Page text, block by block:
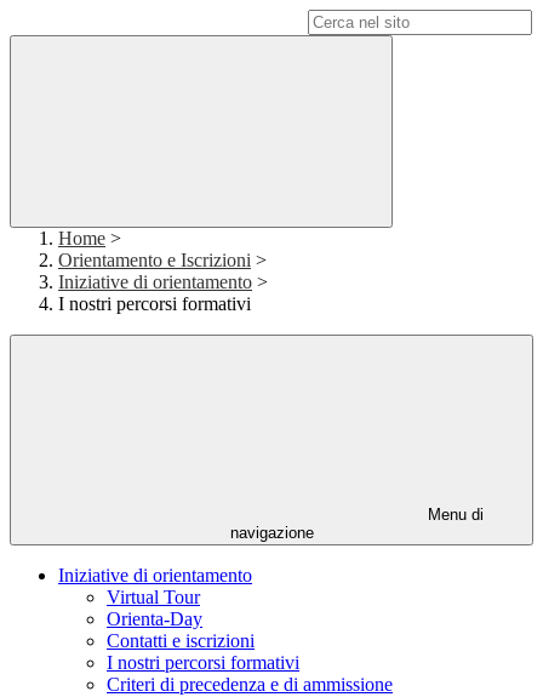
Home >
Orientamento e Iscrizioni >
Iniziative di orientamento >
I nostri percorsi formativi
Menu di
navigazione
Iniziative di orientamento
Virtual Tour
Orienta-Day
Contatti e iscrizioni
I nostri percorsi formativi
Criteri di precedenza e di ammissione